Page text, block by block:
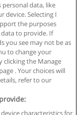
data, like
device. Selecting I
the purposes
to provide. If
you see may not be as
to change your
clicking the Manage
. Your choices will
refer to our
characteristics for